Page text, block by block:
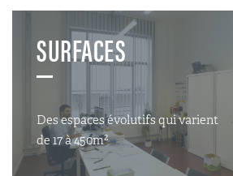
SURFACES
Des espaces évolutifs qui varient
de 17 à 450m²